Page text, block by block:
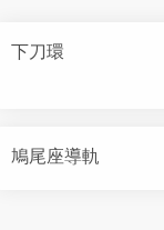
下刀環
鳩尾座導軌